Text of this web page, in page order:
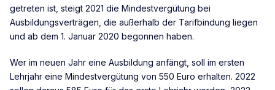
getreten ist, steigt 2021 die Mindestvergütung bei
Ausbildungsverträgen, die außerhalb der Tarifbindung liegen
und ab dem 1. Januar 2020 begonnen haben.
Wer im neuen Jahr eine Ausbildung anfängt, soll im ersten
Lehrjahr eine Mindestvergütung von 550 Euro erhalten. 2022